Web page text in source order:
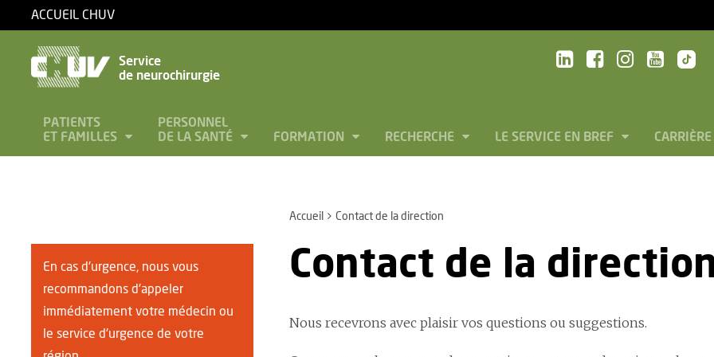
ACCUEIL CHUV
Service
de neurochirurgie
PATIENTS
ET FAMILLES
PERSONNEL
DE LA SANTÉ
FORMATION RECHERCHE LE SERVICE EN BREF CARRIÈRE
Accueil Contact de la direction
En cas d'urgence, nous vous
recommandons d'appeler
immédiatement votre médecin ou
le service d'urgence de votre
Contact de la
Nous recevrons avec plaisir vos questions ou suggestions.